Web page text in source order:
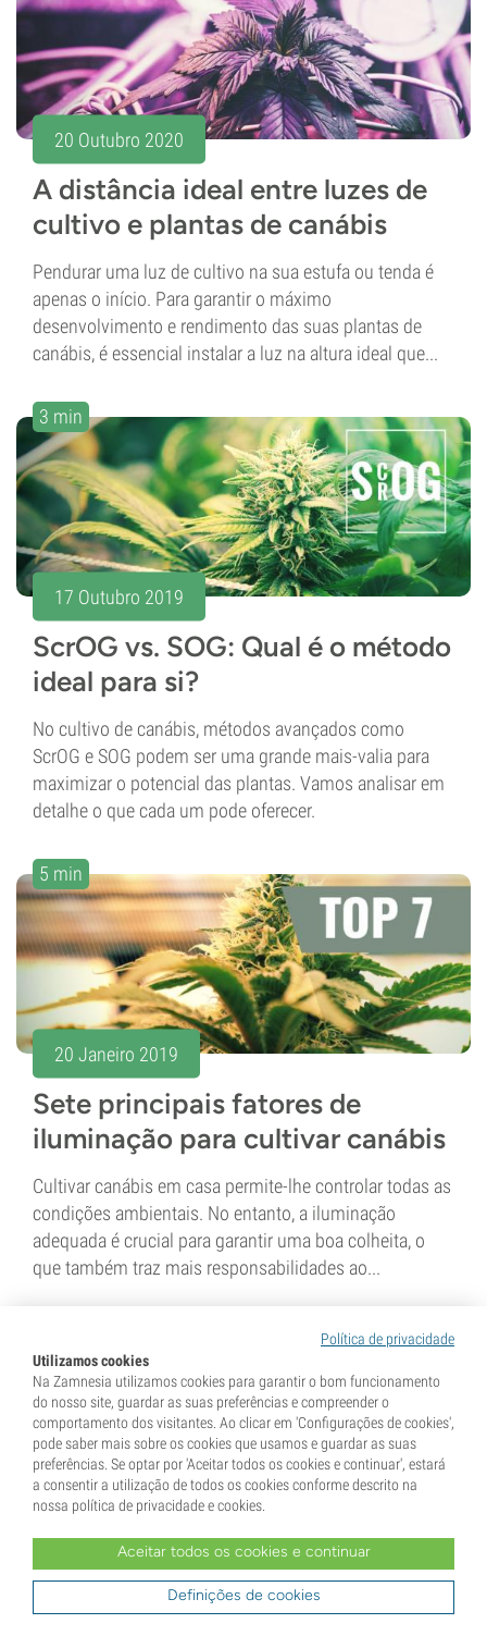
20 Outubro 2020
A distância ideal entre luzes de
cultivo e plantas de canábis
Pendurar uma luz de cultivo na sua estufa ou tenda é
apenas o início. Para garantir o máximo
desenvolvimento e rendimento das suas plantas de
canábis, é essencial instalar a luz na altura ideal que...
3 min
17 Outubro 2019
ScrOG vs. SOG: Qual é o método
ideal para si?
No cultivo de canábis, métodos avançados como
ScrOG e SOG podem ser uma grande mais-valia para
maximizar o potencial das plantas. Vamos analisar em
detalhe o que cada um pode oferecer.
5 min
20 Janeiro 2019
Sete principais fatores de
iluminação para cultivar canábis
Cultivar canábis em casa permite-lhe controlar todas as
condições ambientais. No entanto, a iluminação
adequada é crucial para garantir uma boa colheita, o
que também traz mais responsabilidades ao...
22 Março 2017
Como ter uma plantação
discreta e bem-sucedida ao ar
Política de privacidade
Utilizamos cookies
Na Zamnesia utilizamos cookies para garantir o bom funcionamento
do nosso site, guardar as suas preferências e compreender o
comportamento dos visitantes. Ao clicar em 'Configurações de cookies',
pode saber mais sobre os cookies que usamos e guardar as suas
preferências. Se optar por 'Aceitar todos os cookies e continuar', estará
a consentir a utilização de todos os cookies conforme descrito na
nossa política de privacidade e cookies.
Aceitar todos os cookies e continuar
Definições de cookies